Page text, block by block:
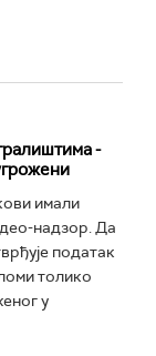
-
имали
надзор. Да
податак
толико
у